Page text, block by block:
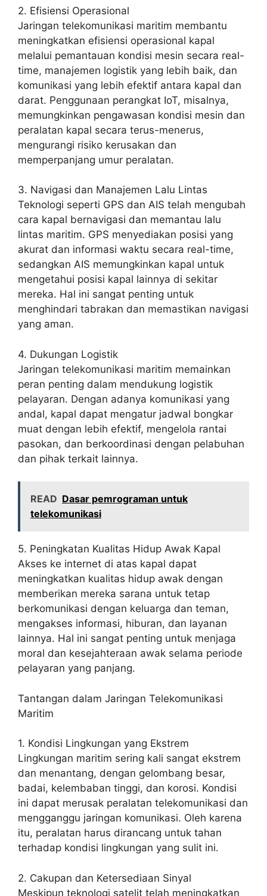
2. Efisiensi Operasional
Jaringan telekomunikasi maritim membantu
meningkatkan efisiensi operasional kapal
melalui pemantauan kondisi mesin secara real-
time, manajemen logistik yang lebih baik, dan
komunikasi yang lebih efektif antara kapal dan
darat. Penggunaan perangkat IoT, misalnya,
memungkinkan pengawasan kondisi mesin dan
peralatan kapal secara terus-menerus,
mengurangi risiko kerusakan dan
memperpanjang umur peralatan.
3. Navigasi dan Manajemen Lalu Lintas
Teknologi seperti GPS dan AIS telah mengubah
cara kapal bernavigasi dan memantau lalu
lintas maritim. GPS menyediakan posisi yang
akurat dan informasi waktu secara real-time,
sedangkan AIS memungkinkan kapal untuk
mengetahui posisi kapal lainnya di sekitar
mereka. Hal ini sangat penting untuk
menghindari tabrakan dan memastikan navigasi
yang aman.
4. Dukungan Logistik
Jaringan telekomunikasi maritim memainkan
peran penting dalam mendukung logistik
pelayaran. Dengan adanya komunikasi yang
andal, kapal dapat mengatur jadwal bongkar
muat dengan lebih efektif, mengelola rantai
pasokan, dan berkoordinasi dengan pelabuhan
dan pihak terkait lainnya.
READ Dasar pemrograman untuk
telekomunikasi
5. Peningkatan Kualitas Hidup Awak Kapal
Akses ke internet di atas kapal dapat
meningkatkan kualitas hidup awak dengan
memberikan mereka sarana untuk tetap
berkomunikasi dengan keluarga dan teman,
mengakses informasi, hiburan, dan layanan
lainnya. Hal ini sangat penting untuk menjaga
moral dan kesejahteraan awak selama periode
pelayaran yang panjang.
Tantangan dalam Jaringan Telekomunikasi
Maritim
1. Kondisi Lingkungan yang Ekstrem
Lingkungan maritim sering kali sangat ekstrem
dan menantang, dengan gelombang besar,
badai, kelembaban tinggi, dan korosi. Kondisi
ini dapat merusak peralatan telekomunikasi dan
mengganggu jaringan komunikasi. Oleh karena
itu, peralatan harus dirancang untuk tahan
terhadap kondisi lingkungan yang sulit ini.
2. Cakupan dan Ketersediaan Sinyal
Meskipun teknologi satelit telah meningkatkan